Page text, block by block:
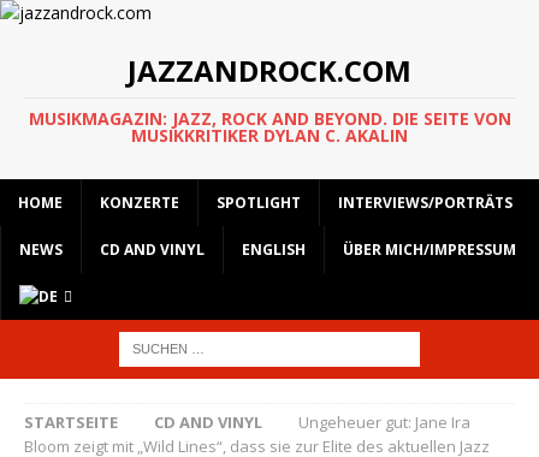
JAZZANDROCK.COM
MUSIKMAGAZIN: JAZZ, ROCK AND BEYOND. DIE SEITE VON
MUSIKKRITIKER DYLAN C. AKALIN
HOME KONZERTE SPOTLIGHT INTERVIEWS/PORTRÄTS
NEWS CD AND VINYL ENGLISH ÜBER MICH/IMPRESSUM
STARTSEITE CD AND VINYL
Ungeheuer gut: Jane Ira
Bloom zeigt mit „Wild Lines“, dass sie zur Elite des aktuellen Jazz